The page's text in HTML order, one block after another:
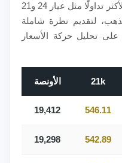
والأيام السابقة، ويشمل العيارات الأكثر تداولًا مثل عيار 24 و21
لتقديم نظرة شاملة
تحليل حركة الأسعار
21k الأونصة
546.11
19,412
542.89
19,298